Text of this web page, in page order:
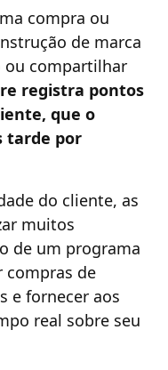
compra ou
de marca
ou compartilhar
registra pontos
que o
tarde por
do cliente, as
muitos
de um programa
compras de
e fornecer aos
real sobre seu